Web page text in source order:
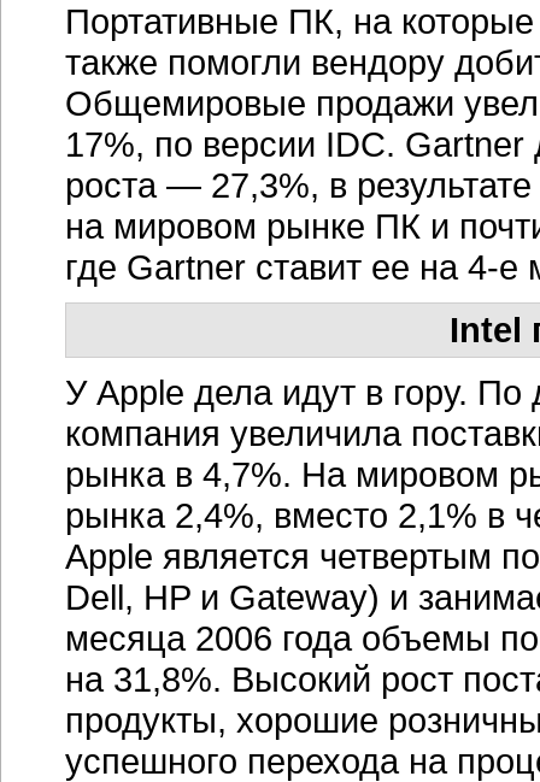
Портативные ПК, на
также помогли вендору
Общемировые продажи
17%, по версии IDC.
роста — 27,3%, в
на мировом рынке ПК и
где Gartner ставит ее на 4-
Intel
У Apple дела идут в гору.
компания увеличила
рынка в 4,7%. На мировом
рынка 2,4%, вместо 2,1% в
Apple является четвертым
Dell, HP и Gateway) и
месяца 2006 года объемы
на 31,8%. Высокий рост
продукты, хорошие
успешного перехода на